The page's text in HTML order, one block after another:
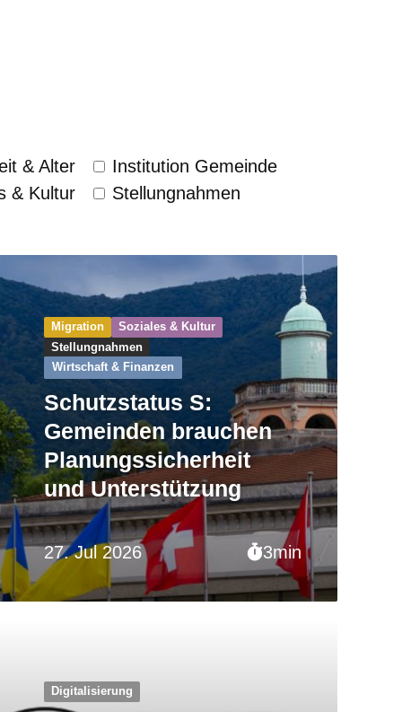
& Alter
Institution Gemeinde
& Kultur
Stellungnahmen
27. Jul 2026 3min
Migration
Soziales & Kultur
Stellungnahmen
Wirtschaft & Finanzen
Schutzstatus S:
Gemeinden brauchen
Planungssicherheit
und Unterstützung
Digitalisierung